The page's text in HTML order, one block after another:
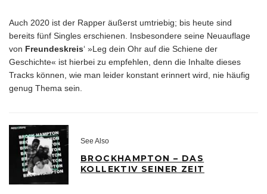
Auch 2020 ist der Rapper äußerst umtriebig; bis heute sind
bereits fünf Singles erschienen. Insbesondere seine Neuauflage
von Freundeskreis‘ »Leg dein Ohr auf die Schiene der
Geschichte« ist hierbei zu empfehlen, denn die Inhalte dieses
Tracks können, wie man leider konstant erinnert wird, nie häufig
genug Thema sein.
See Also
BROCKHAMPTON – DAS
KOLLEKTIV SEINER ZEIT